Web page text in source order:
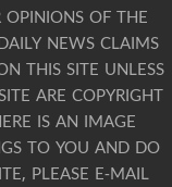
OPINIONS OF THE
NEWS CLAIMS
THIS SITE UNLESS
ARE COPYRIGHT
IS AN IMAGE
TO YOU AND DO
PLEASE E-MAIL